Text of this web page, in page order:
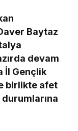
Baytaz
devam
İl Gençlik
birlikte afet